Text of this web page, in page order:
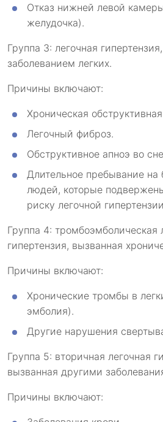
Отказ нижней левой
желудочка).
Группа 3: легочная
заболеванием легких.
Причины включают:
Хроническая
Легочный фиброз.
Обструктивное апноэ во
Длительное пребывание на
людей, которые
риску легочной
Группа 4: тромбоэмболическая
гипертензия, вызванная
Причины включают:
Хронические тромбы в
эмболия).
Другие нарушения
Группа 5: вторичная легочная
вызванная другими
Причины включают: